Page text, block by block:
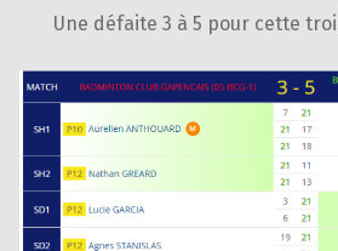
Une défaite 3 à 5 pour cette